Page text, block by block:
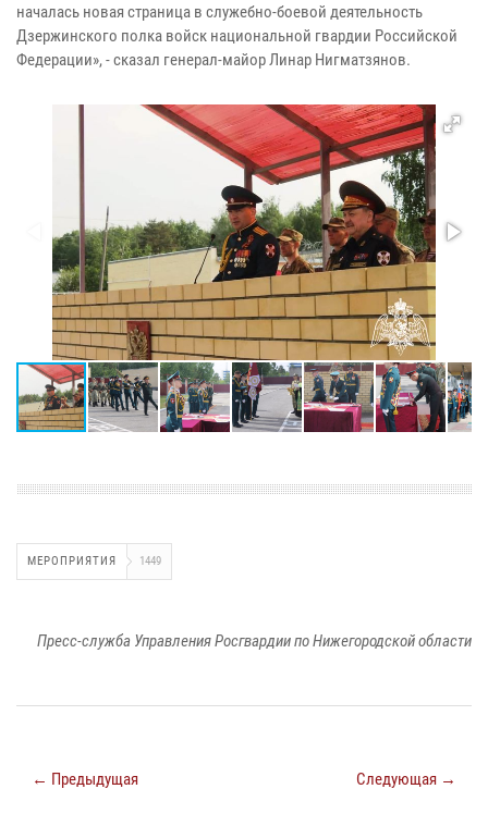
началась новая страница в служебно-боевой деятельность
Дзержинского полка войск национальной гвардии Российской
Федерации», - сказал генерал-майор Линар Нигматзянов.
МЕРОПРИЯТИЯ 1449
Пресс-служба Управления Росгвардии по Нижегородской области
← Предыдущая Следующая →